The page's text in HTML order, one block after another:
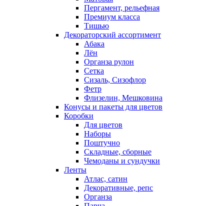
Пергамент, рельефная
Премиум класса
Тишью
Декораторский ассортимент
Абака
Лён
Органза рулон
Сетка
Сизаль, Сизофлор
Фетр
Флизелин, Мешковина
Конусы и пакеты для цветов
Коробки
Для цветов
Наборы
Поштучно
Складные, сборные
Чемоданы и сундучки
Ленты
Атлас, сатин
Декоративные, репс
Органза